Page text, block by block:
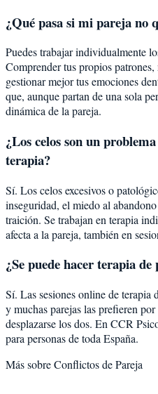
¿Qué pasa si mi pareja no
Puedes trabajar individualmente
Comprender tus propios
gestionar mejor tus emociones
que, aunque partan de una sola
dinámica de la pareja.
¿Los celos son un
terapia?
Sí. Los celos excesivos o
inseguridad, el miedo al
traición. Se trabajan en terapia
afecta a la pareja, también en
¿Se puede hacer terapia
Sí. Las sesiones online de terapia
y muchas parejas las prefieren
desplazarse los dos. En CCR
para personas de toda España.
Más sobreConflictos de Pareja